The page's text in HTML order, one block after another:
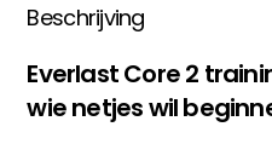
Beschrijving
Everlast Core 2
wie netjes wil